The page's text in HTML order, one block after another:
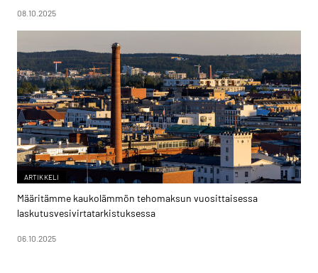
08.10.2025
ARTIKKELI
Määritämme kaukolämmön tehomaksun vuosittaisessa
laskutusvesivirtatarkistuksessa
06.10.2025